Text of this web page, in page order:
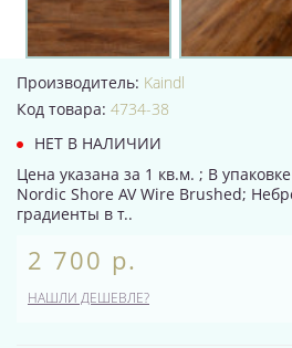
Производитель: Kaindl
Код товара: 4734-38
НЕТ В НАЛИЧИИ
Цена указана за 1 кв.м. ; В
Nordic Shore AV Wire Brushed;
градиенты в т..
2 700 р.
НАШЛИ ДЕШЕВЛЕ?